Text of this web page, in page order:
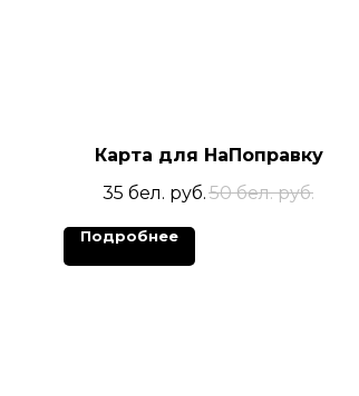
Карта для НаПоправку
35 бел. руб. 50 бел. руб.
Подробнее